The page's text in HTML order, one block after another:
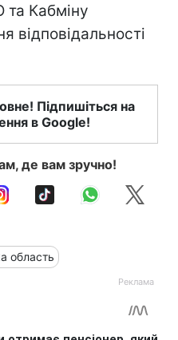
та Кабміну
відповідальності
Підпишіться на
в Google!
де вам зручно!
область